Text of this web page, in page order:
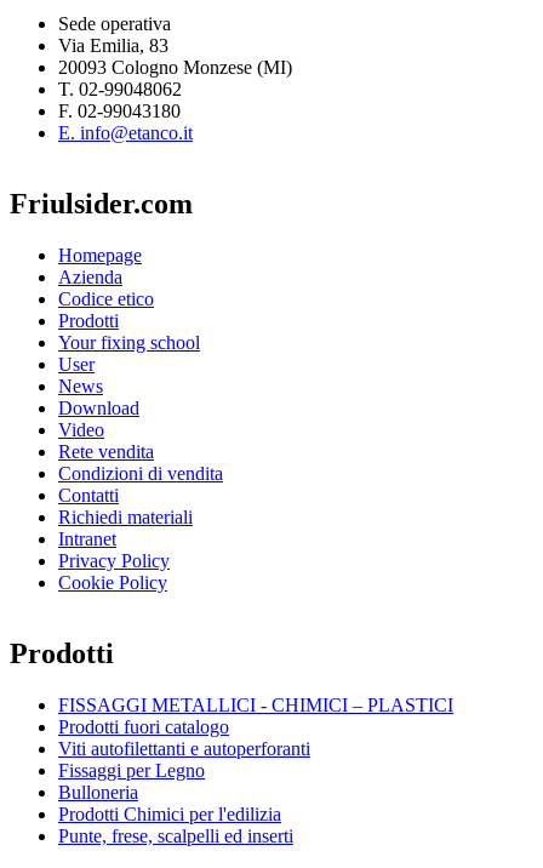
Sede operativa
Via Emilia, 83
20093 Cologno Monzese (MI)
T. 02-99048062
F. 02-99043180
E. info@etanco.it
Friulsider.com
Homepage
Azienda
Codice etico
Prodotti
Your fixing school
User
News
Download
Video
Rete vendita
Condizioni di vendita
Contatti
Richiedi materiali
Intranet
Privacy Policy
Cookie Policy
Prodotti
FISSAGGI METALLICI - CHIMICI – PLASTICI
Prodotti fuori catalogo
Viti autofilettanti e autoperforanti
Fissaggi per Legno
Bulloneria
Prodotti Chimici per l'edilizia
Punte, frese, scalpelli ed inserti